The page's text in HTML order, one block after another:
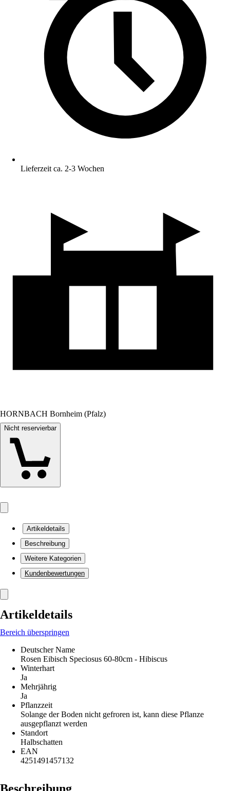
Lieferzeit ca. 2-3 Wochen
HORNBACH Bornheim (Pfalz)
Nicht reservierbar
Artikeldetails
Beschreibung
Weitere Kategorien
Kundenbewertungen
Artikeldetails
Bereich überspringen
Deutscher Name
Rosen Eibisch Speciosus 60-80cm - Hibiscus
Winterhart
Ja
Mehrjährig
Ja
Pflanzzeit
Solange der Boden nicht gefroren ist, kann diese Pflanze
ausgepflanzt werden
Standort
Halbschatten
EAN
4251491457132